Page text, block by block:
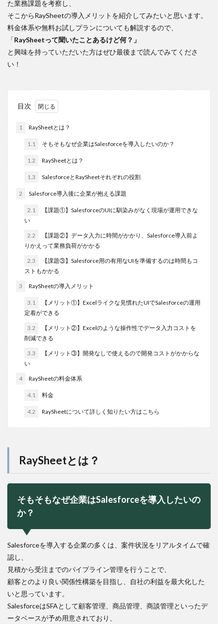
た業務課題を考察し、
そこからRaySheetの導入メリットを紹介してみたいと思います。
料金体系や無料お試しプランについても解説するので、
「RaySheetって聞いたことあるけど何？」
と興味を持っていただいた方はぜひ最後まで読んでみてくださ
い！
目次
1 RaySheetとは？
1.1 そもそもなぜ企業はSalesforceを導入したいのか？
1.2 RaySheetとは？
1.3 SalesforceとRaySheetそれぞれの役割
2 Salesforce導入後に企業が抱える課題
2.1
【課題①】SalesforceのUIに馴染みがなく現場が運用できな
い
2.2
【課題②】データ入力に時間がかかり、Salesforce導入前よ
りかえって業務負荷がかかる
2.3
【課題③】Salesforce用の有用なUIを準備するのは時間もコ
ストもかかる
3 RaySheetの導入メリット
3.1
【メリット①】Excelライクな見慣れたUIでSalesforceの運用
定着ができる
3.2
【メリット②】Excelのような操作性でデータ入力コストを
削減できる
3.3
【メリット③】開発なしで使えるので開発コストがかからな
い
4 RaySheetの料金体系
4.1 料金
4.2 RaySheetについて詳しく知りたい方はこちら
RaySheetとは？
そもそもなぜ企業はSalesforceを導入したいの
か？
Salesforceを導入する企業の多くは、案件状況をリアルタイムで確
認し、
見積から受注までのパイプライン管理を行うことで、
顧客とのより良い関係性構築を目指し、自社の利益を最大化した
いと思っています。
SalesforceはSFAとして顧客管理、商品管理、商談管理といったデ
ータベースが予め用意されており、